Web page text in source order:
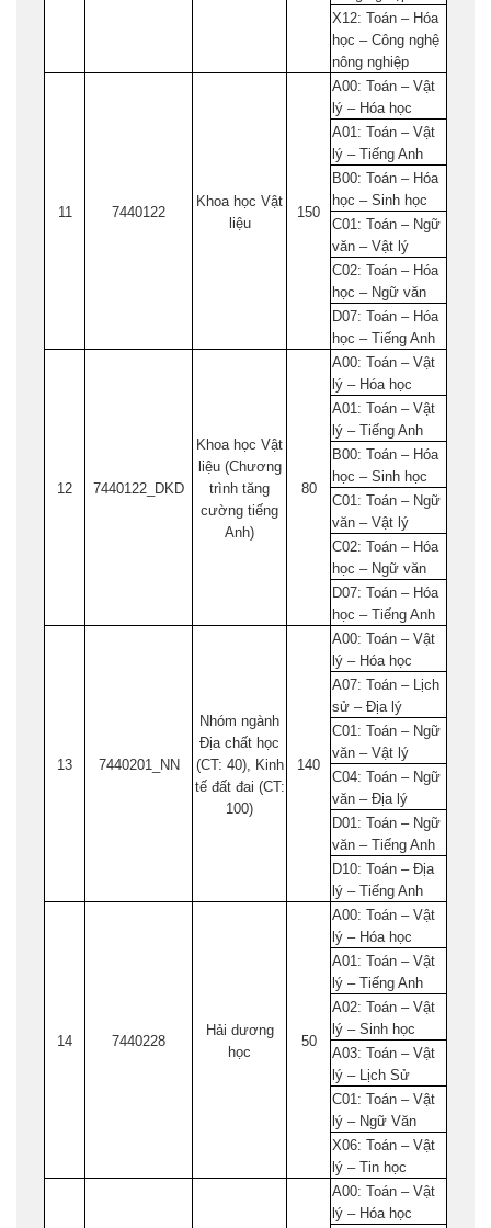
X12: Toán – Hóa
học – Công nghệ
nông nghiệp
11 7440122
Khoa học Vật
liệu
150
A00: Toán – Vật
lý – Hóa học
A01: Toán – Vật
lý – Tiếng Anh
B00: Toán – Hóa
học – Sinh học
C01: Toán – Ngữ
văn – Vật lý
C02: Toán – Hóa
học – Ngữ văn
D07: Toán – Hóa
học – Tiếng Anh
12 7440122_DKD
Khoa học Vật
liệu (Chương
trình tăng
cường tiếng
Anh)
80
A00: Toán – Vật
lý – Hóa học
A01: Toán – Vật
lý – Tiếng Anh
B00: Toán – Hóa
học – Sinh học
C01: Toán – Ngữ
văn – Vật lý
C02: Toán – Hóa
học – Ngữ văn
D07: Toán – Hóa
học – Tiếng Anh
13 7440201_NN
Nhóm ngành
Địa chất học
(CT: 40), Kinh
tế đất đai (CT:
100)
140
A00: Toán – Vật
lý – Hóa học
A07: Toán – Lịch
sử – Địa lý
C01: Toán – Ngữ
văn – Vật lý
C04: Toán – Ngữ
văn – Địa lý
D01: Toán – Ngữ
văn – Tiếng Anh
D10: Toán – Địa
lý – Tiếng Anh
14 7440228
Hải dương
học
50
A00: Toán – Vật
lý – Hóa học
A01: Toán – Vật
lý – Tiếng Anh
A02: Toán – Vật
lý – Sinh học
A03: Toán – Vật
lý – Lịch Sử
C01: Toán – Vật
lý – Ngữ Văn
X06: Toán – Vật
lý – Tin học
A00: Toán – Vật
lý – Hóa học